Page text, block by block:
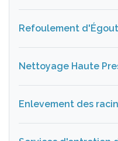
Refoulement d'Égout
Nettoyage Haute
Enlevement des